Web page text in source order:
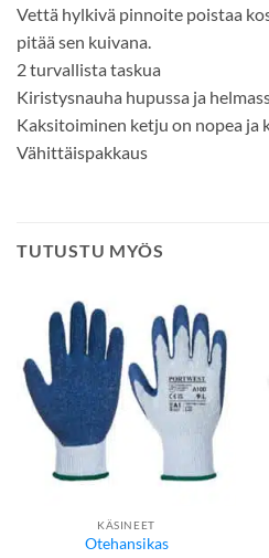
Vettä hylkivä pinnoite poistaa
pitää sen kuivana.
2 turvallista taskua
Kiristysnauha hupussa ja
Kaksitoiminen ketju on nopea ja
Vähittäispakkaus
TUTUSTU MYÖS
KÄSINEET
Otehansikas